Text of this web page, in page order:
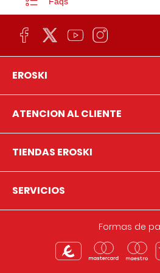
EROSKI
ATENCION AL CLIENTE
TIENDAS EROSKI
SERVICIOS
Formas de